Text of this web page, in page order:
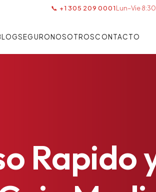
📞 +1 305 209 0001Lun–Vie
SEGURONOSOTROSCONTACTO
Rapido